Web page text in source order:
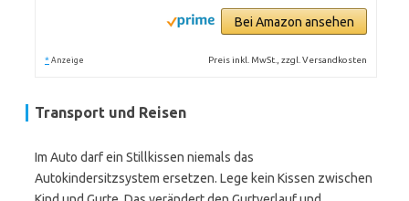
Bei Amazon ansehen
* Anzeige Preis inkl. MwSt., zzgl. Versandkosten
Transport und Reisen
Im Auto darf ein Stillkissen niemals das
Autokindersitzsystem ersetzen. Lege kein Kissen zwischen